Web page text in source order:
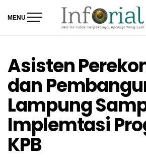
MENU
Asisten
dan
Lampung
Implemtasi
KPB